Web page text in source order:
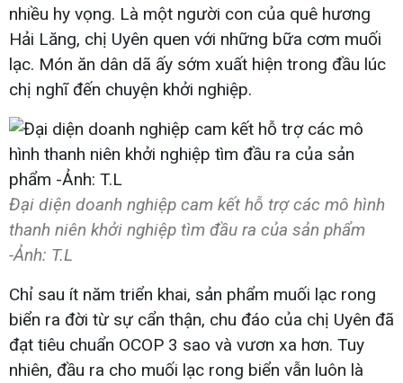
nhiều hy vọng. Là một người con của quê hương
Hải Lăng, chị Uyên quen với những bữa cơm muối
lạc. Món ăn dân dã ấy sớm xuất hiện trong đầu lúc
chị nghĩ đến chuyện khởi nghiệp.
Đại diện doanh nghiệp cam kết hỗ trợ các mô hình
thanh niên khởi nghiệp tìm đầu ra của sản phẩm
-Ảnh: T.L
Chỉ sau ít năm triển khai, sản phẩm muối lạc rong
biển ra đời từ sự cẩn thận, chu đáo của chị Uyên đã
đạt tiêu chuẩn OCOP 3 sao và vươn xa hơn. Tuy
nhiên, đầu ra cho muối lạc rong biển vẫn luôn là